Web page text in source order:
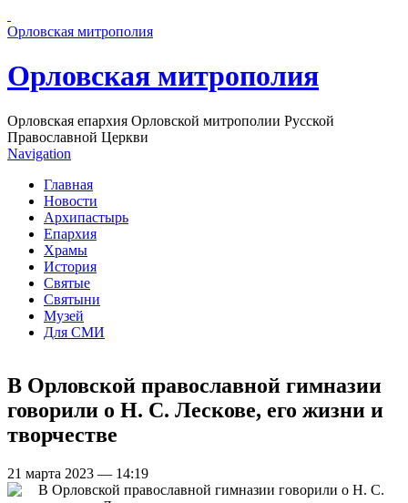
Орловская митрополия
Орловская митрополия
Орловская епархия Орловской митрополии Русской
Православной Церкви
Navigation
Главная
Новости
Архипастырь
Епархия
Храмы
История
Святые
Святыни
Музей
Для СМИ
В Орловской православной гимназии
говорили о Н. С. Лескове, его жизни и
творчестве
21 марта 2023 — 14:19